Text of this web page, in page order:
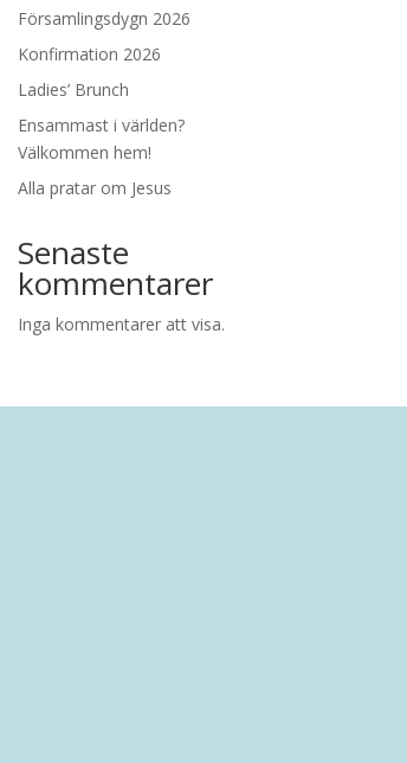
Församlingsdygn 2026
Konfirmation 2026
Ladies’ Brunch
Ensammast i världen?
Välkommen hem!
Alla pratar om Jesus
Senaste
kommentarer
Inga kommentarer att visa.